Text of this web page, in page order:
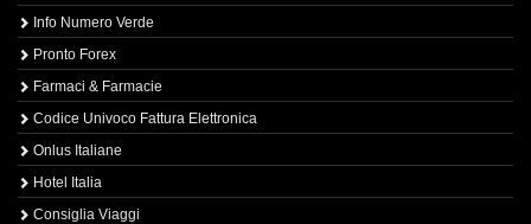
Info Numero Verde
Pronto Forex
Farmaci & Farmacie
Codice Univoco Fattura Elettronica
Onlus Italiane
Hotel Italia
Consiglia Viaggi